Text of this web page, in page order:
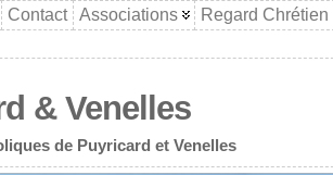
Contact Associations
Regard Chrétien
& Venelles
de Puyricard et Venelles